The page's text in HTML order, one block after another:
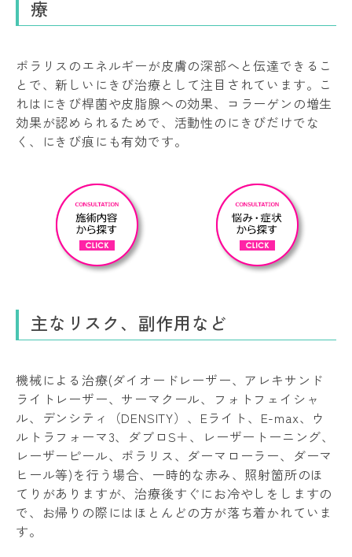
療
ポラリスのエネルギーが皮膚の深部へと伝達できるこ
とで、新しいにきび治療として注目されています。こ
れはにきび桿菌や皮脂腺への効果、コラーゲンの増生
効果が認められるためで、活動性のにきびだけでな
く、にきび痕にも有効です。
主なリスク、副作用など
機械による治療(ダイオードレーザー、アレキサンド
ライトレーザー、サーマクール、フォトフェイシャ
ル、デンシティ（DENSITY）、Eライト、E-max、ウ
ルトラフォーマ3、ダブロS＋、レーザートーニング、
レーザーピール、ポラリス、ダーマローラー、ダーマ
ヒール等)を行う場合、一時的な赤み、照射箇所のほ
てりがありますが、治療後すぐにお冷やしをしますの
で、お帰りの際にはほとんどの方が落ち着かれていま
す。